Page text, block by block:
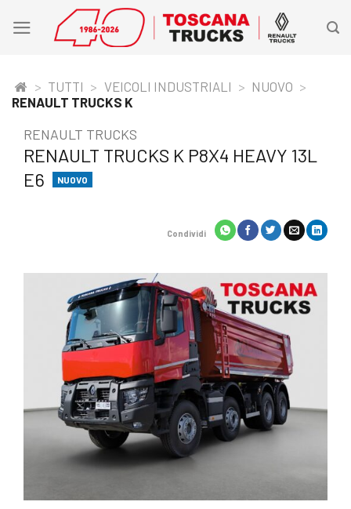
> TUTTI > VEICOLI INDUSTRIALI > NUOVO >
RENAULT TRUCKS K
RENAULT TRUCKS
RENAULT TRUCKS K P8X4 HEAVY 13L
E6
NUOVO
Condividi